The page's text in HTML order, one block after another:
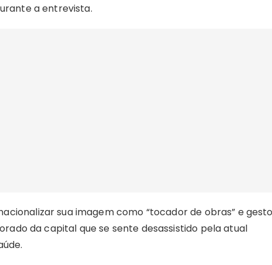
a entrevista.
sua imagem como “tocador de obras” e
da capital que se sente desassistido pela atual